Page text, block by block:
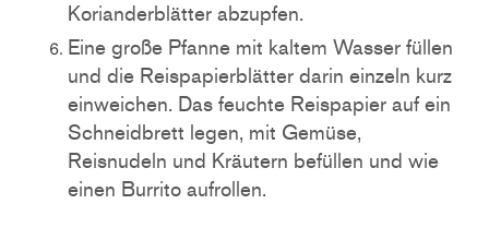
Korianderblätter abzupfen.
Eine große Pfanne mit kaltem Wasser füllen
und die Reispapierblätter darin einzeln kurz
einweichen. Das feuchte Reispapier auf ein
Schneidbrett legen, mit Gemüse,
Reisnudeln und Kräutern befüllen und wie
einen Burrito aufrollen.